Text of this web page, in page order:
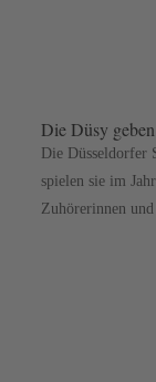
Die Düsy
Die Düsseldorfer
spielen sie im
Zuhörerinnen und